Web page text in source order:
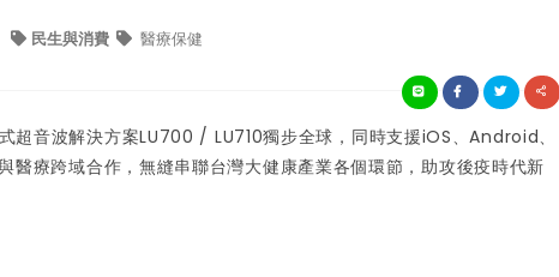
民生與消費 醫療保健
超音波解決方案LU700 / LU710獨步全球，同時支援iOS、Android、
療跨域合作，無縫串聯台灣大健康產業各個環節，助攻後疫時代新